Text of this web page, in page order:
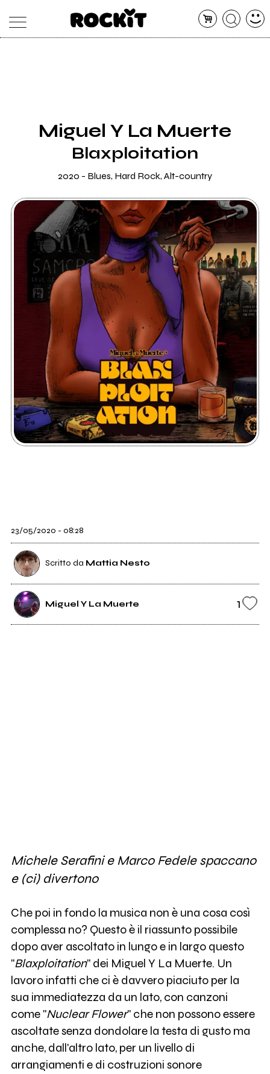
SHOP
RADIO
Miguel Y La Muerte
Blaxploitation
2020 - Blues, Hard Rock, Alt-country
23/05/2020 - 08:28
Scritto da Mattia Nesto
Miguel Y La Muerte 1
Michele Serafini e Marco Fedele spaccano
e (ci) divertono
Che poi in fondo la musica non è una cosa così
complessa no? Questo è il riassunto possibile
dopo aver ascoltato in lungo e in largo questo
"Blaxploitation" dei Miguel Y La Muerte. Un
lavoro infatti che ci è davvero piaciuto per la
sua immediatezza da un lato, con canzoni
come "Nuclear Flower" che non possono essere
ascoltate senza dondolare la testa di gusto ma
anche, dall'altro lato, per un livello di
arrangiamenti e di costruzioni sonore